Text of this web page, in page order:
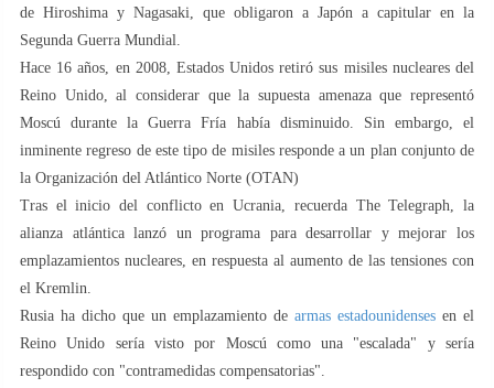
de Hiroshima y Nagasaki, que obligaron a Japón a capitular en la
Segunda Guerra Mundial.
Hace 16 años, en 2008, Estados Unidos retiró sus misiles nucleares del
Reino Unido, al considerar que la supuesta amenaza que representó
Moscú durante la Guerra Fría había disminuido. Sin embargo, el
inminente regreso de este tipo de misiles responde a un plan conjunto de
la Organización del Atlántico Norte (OTAN)
Tras el inicio del conflicto en Ucrania, recuerda The Telegraph, la
alianza atlántica lanzó un programa para desarrollar y mejorar los
emplazamientos nucleares, en respuesta al aumento de las tensiones con
el Kremlin.
Rusia ha dicho que un emplazamiento de armas estadounidenses en el
Reino Unido sería visto por Moscú como una "escalada" y sería
respondido con "contramedidas compensatorias".